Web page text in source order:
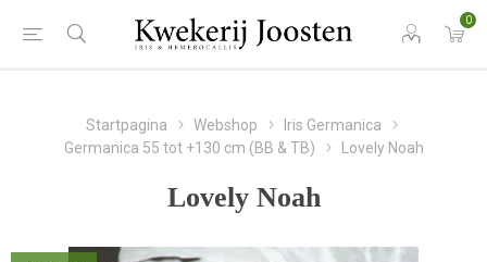
0
Startpagina Webshop
Iris Germanica
Germanica 55 tot +130 cm (BB & TB)
Lovely Noah
Lovely Noah